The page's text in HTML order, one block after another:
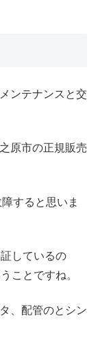
ンテナンスと交
原市の正規販売
すると思いま
しているの
ことですね。
、配管のとシン